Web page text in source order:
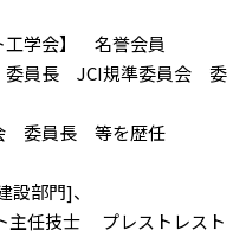
】 名誉会員
委員長 JCI規準委員会 委
委員長 等を歴任
部門]、
主任技士 プレストレスト